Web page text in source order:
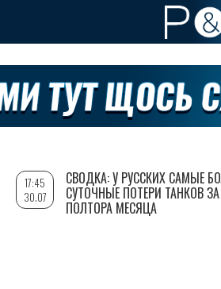
17:45
30.07
СВОДКА: У РУССКИХ САМЫЕ
СУТОЧНЫЕ ПОТЕРИ ТАНКОВ ЗА
ПОЛТОРА МЕСЯЦА